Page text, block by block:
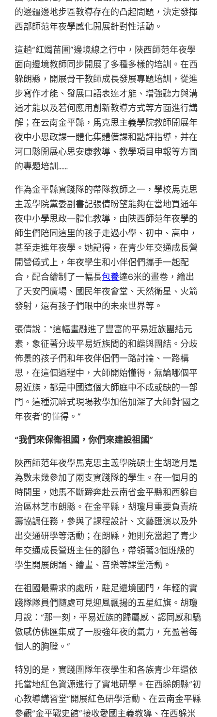
的邊疆邊地步區教導存在的凸起問題，決定發揮
西部師范年夜學感化開展針對性活動。
這趟“紅燭苗圃”邊境線之行中，陜西師范年夜學
面向邊境教師同步開展了多種多樣的培訓。在西
躲朗縣，開展骨干教師成長發展專題培訓，從進
步寫作才能、發展口語表達才能、增強聽力與溝
通才能以及若何應用創新教導方式等方面進行講
解；在云南金平縣，馬克思主義學院教師開展年
夜中小思政課一體化集體備課和點評指導，并在
河口縣開展心思安康教導、教學項目申報等方面
的專題培訓……
作為金平縣實踐隊的帶隊教師之一，學校馬克思
主義學院黨委副書記張倩盼望能夠在當地買通年
夜中小學思政一體化教導，由陜西師范年夜學的
師生們陪同這里的孩子走過小學、初中、高中，
甚至走進年夜學。她記得，在青少年交通成長營
開營儀式上，年夜學生和小伴侶們攜手一起配
合，配合繪制了一幅長包養達6米的畫卷，繪出
了天安門廣場、國民年夜會堂、天然衛星、火箭
發射，還有孩子們眼中的未來世界等。
張倩說：“這幅畫融進了豐富的平易近族團結元
素，象征著分歧平易近族間的和諧與團結。分歧
佈景的孩子們和年夜伴侶們一路討論、一路構
思，在這個過程中，大師開始懂得，無論哪個平
易近族，都是中國這個大師庭中不成或缺的一部
門。這種沉醉式現場教學加倍加深了大師對‘國之
年夜者’的懂得。”
“我們來保衛祖國，你們來建設祖國”
陜西師范年夜學馬克思主義學院碩士生胡瓊月是
為數未幾參加了兩支實踐隊的學生。在一個月的
時間里，她馬不斷蹄奔赴云南省金平縣和西躲自
治區林芝市朗縣。在金平縣，胡瓊月重要負責統
籌協調任務，參與了課程設計、文藝匯演以及外
出交通研學等活動；在朗縣，她則充當起了青少
年交通成長營班主任的腳色，帶領著3個班級的
學生開展朗誦、繪畫、音樂等課堂活動。
在祖國最需求的處所，駐足邊境國門，年輕的實
踐隊隊員們隨處可見迎風飄揚的五星紅旗。胡瓊
月說：“那一刻，平易近族的歸屬感、認同感和驕
傲感仿佛匯集成了一股強年夜的氣力，充盈著每
個人的胸膛。”
特別的是，實踐團隊年夜學生和各族青少年還依
托當地紅色資源進行了實地研學。在西躲朗縣“初
心教導講習堂”開展紅色研學活動、在云南金平縣
參觀“金平戰史館”接收愛國主義教導、在西躲米